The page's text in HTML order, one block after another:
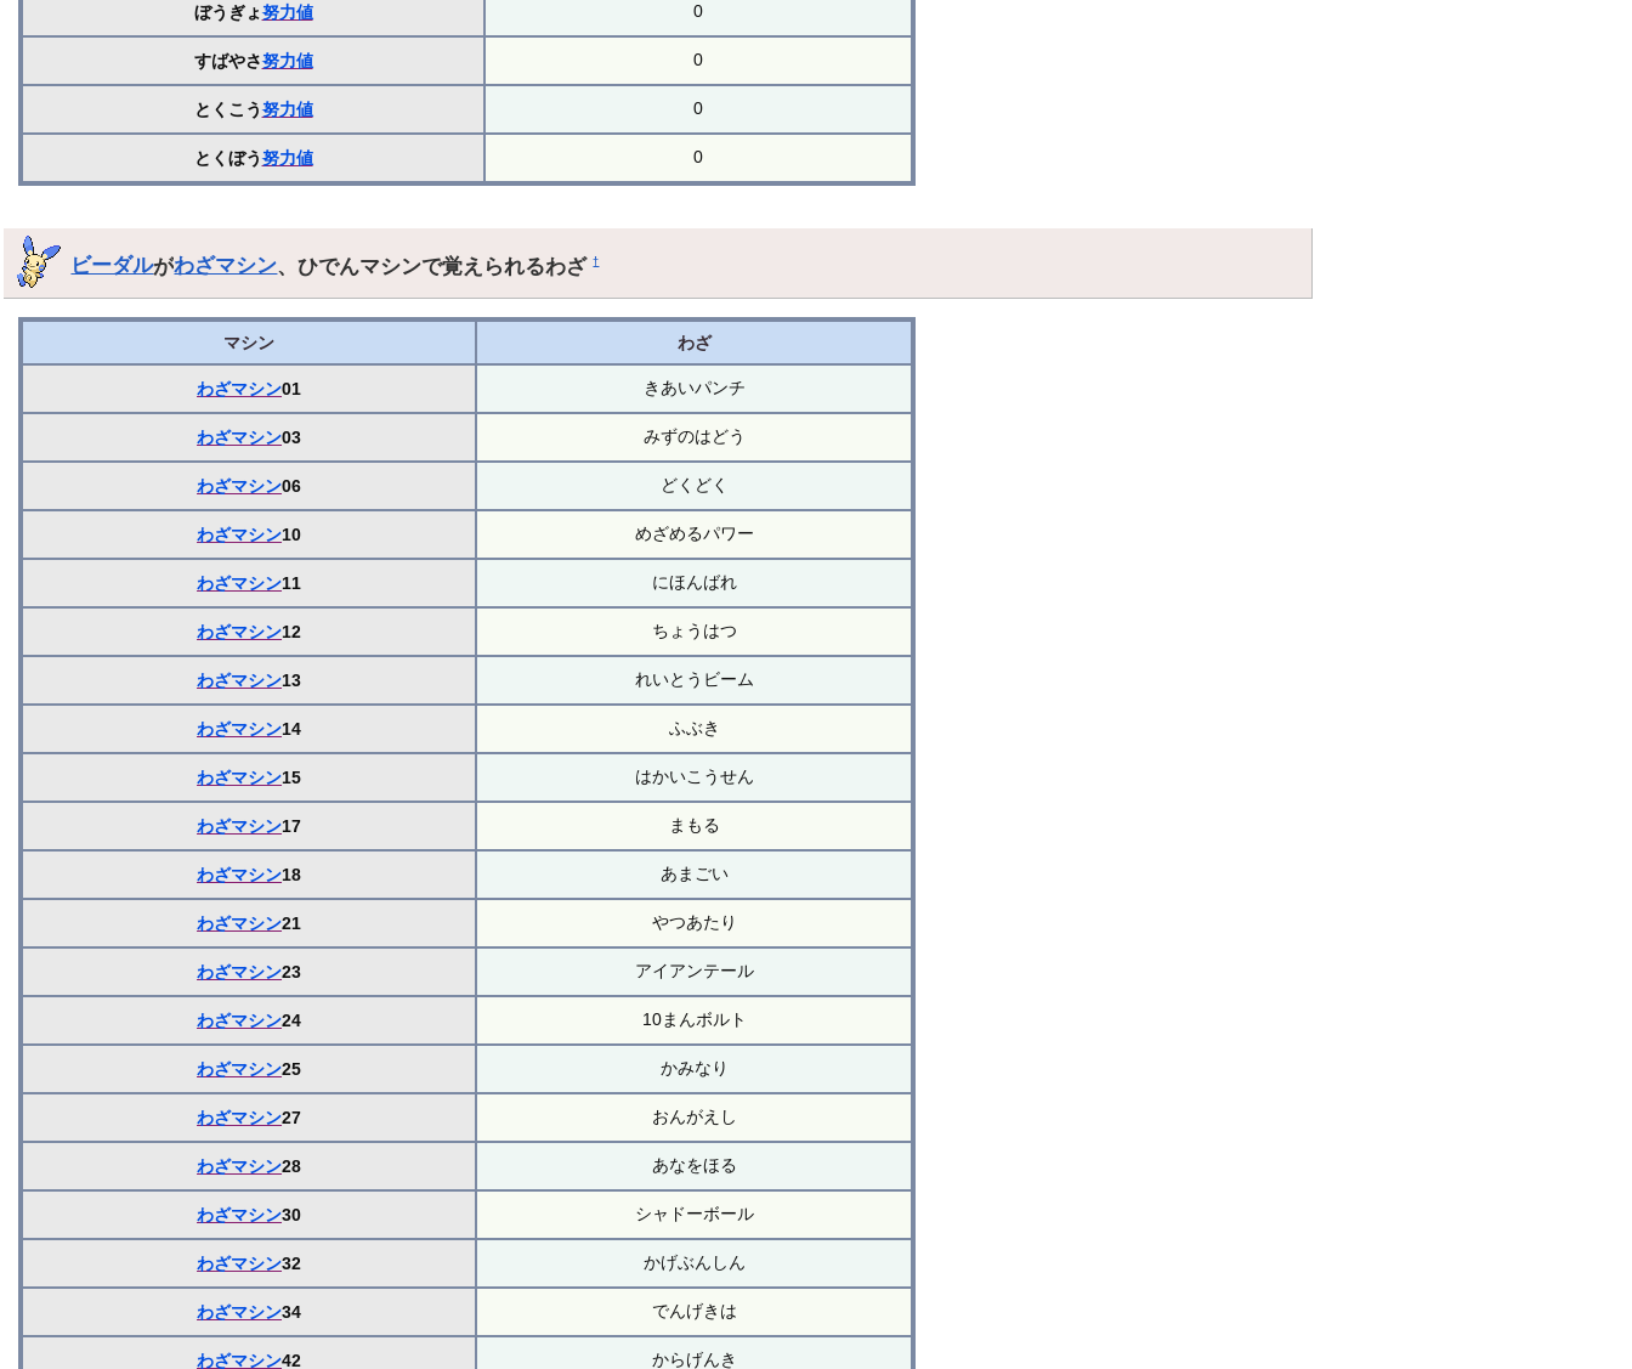
ぼうぎょ努力値 0
すばやさ努力値 0
とくこう努力値 0
とくぼう努力値 0
ビーダルがわざマシン、ひでんマシンで覚えられるわざ†
マシン わざ
わざマシン01 きあいパンチ
わざマシン03 みずのはどう
わざマシン06 どくどく
わざマシン10 めざめるパワー
わざマシン11 にほんばれ
わざマシン12 ちょうはつ
わざマシン13 れいとうビーム
わざマシン14 ふぶき
わざマシン15 はかいこうせん
わざマシン17 まもる
わざマシン18 あまごい
わざマシン21 やつあたり
わざマシン23 アイアンテール
わざマシン24 10まんボルト
わざマシン25 かみなり
わざマシン27 おんがえし
わざマシン28 あなをほる
わざマシン30 シャドーボール
わざマシン32 かげぶんしん
わざマシン34 でんげきは
わざマシン42 からげんき